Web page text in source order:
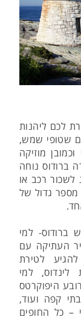
לכם ליהנות
שטופי שמש,
מוזיקה
ברודוס נוחה
לשכור רכב או
מספר גדול של
ברודוס- למי
העתיקה עם
לטירת
לינדוס, למי
היפוקרטס
קפה ועוד,
– כל החופים